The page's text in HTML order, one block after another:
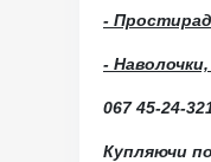
-
- Наволочки,
067 45-24-
Купляючи